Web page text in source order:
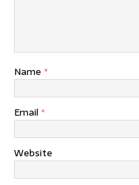
Name *
Email *
Website